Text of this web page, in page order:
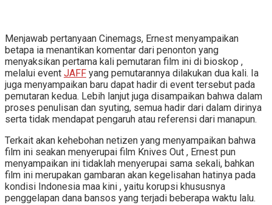
Menjawab pertanyaan Cinemags, Ernest menyampaikan
betapa ia menantikan komentar dari penonton yang
menyaksikan pertama kali pemutaran film ini di bioskop ,
melalui event JAFF yang pemutarannya dilakukan dua kali. Ia
juga menyampaikan baru dapat hadir di event tersebut pada
pemutaran kedua. Lebih lanjut juga disampaikan bahwa dalam
proses penulisan dan syuting, semua hadir dari dalam dirinya
serta tidak mendapat pengaruh atau referensi dari manapun.
Terkait akan kehebohan netizen yang menyampaikan bahwa
film ini seakan menyerupai film Knives Out , Ernest pun
menyampaikan ini tidaklah menyerupai sama sekali, bahkan
film ini merupakan gambaran akan kegelisahan hatinya pada
kondisi Indonesia maa kini , yaitu korupsi khususnya
penggelapan dana bansos yang terjadi beberapa waktu lalu.